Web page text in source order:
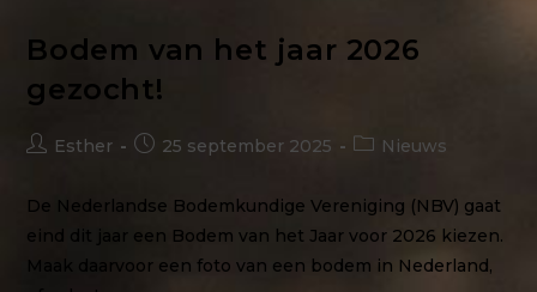
Bodem van het jaar 2026
gezocht!
Esther 25 september 2025 Nieuws
De Nederlandse Bodemkundige Vereniging (NBV) gaat
eind dit jaar een Bodem van het Jaar voor 2026 kiezen.
Maak daarvoor een foto van een bodem in Nederland,